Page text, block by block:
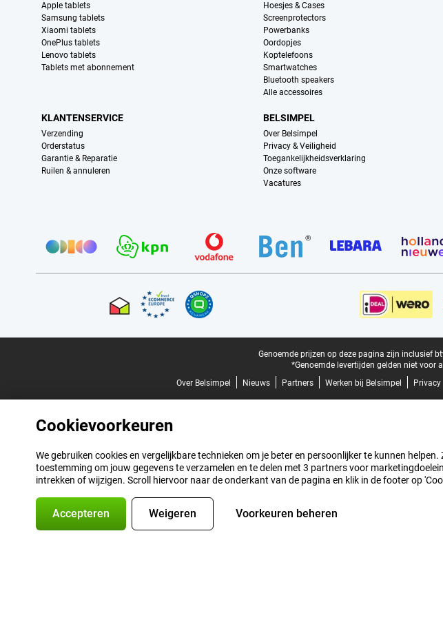
Apple tablets
Samsung tablets
Xiaomi tablets
OnePlus tablets
Lenovo tablets
Tablets met abonnement
Hoesjes & Cases
Screenprotectors
Powerbanks
Oordopjes
Koptelefoons
Smartwatches
Bluetooth speakers
Alle accessoires
KLANTENSERVICE
Verzending
Orderstatus
Garantie & Reparatie
Ruilen & annuleren
BELSIMPEL
Over Belsimpel
Privacy & Veiligheid
Toegankelijkheidsverklaring
Onze software
Vacatures
Genoemde prijzen op deze pagina zijn inclusief
*Genoemde levertijden gelden niet voor
Over Belsimpel
Nieuws Partners Werken bij Belsimpel Privacy
Cookievoorkeuren
We gebruiken cookies en vergelijkbare technieken om je beter en persoonlijker te kunnen
toestemming om jouw gegevens te verzamelen en te delen met 3 partners voor
intrekken of wijzigen. Scroll hiervoor naar de onderkant van de pagina en klik in de footer op
Accepteren Weigeren Voorkeuren beheren